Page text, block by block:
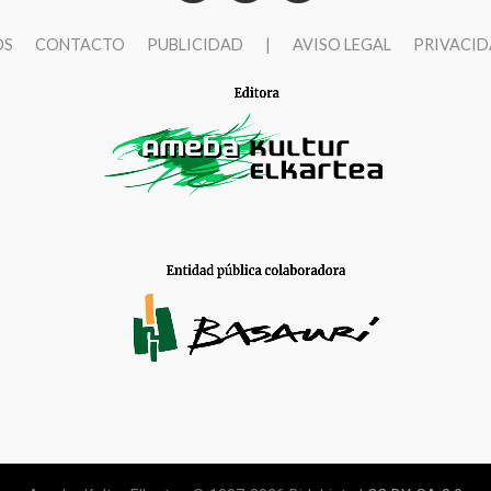
CONTACTO PUBLICIDAD | AVISO LEGAL